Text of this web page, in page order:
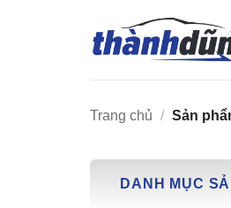
Trang chủ / Sản
DANH MỤC